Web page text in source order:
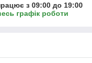
з 09:00 до 19:00
графік роботи